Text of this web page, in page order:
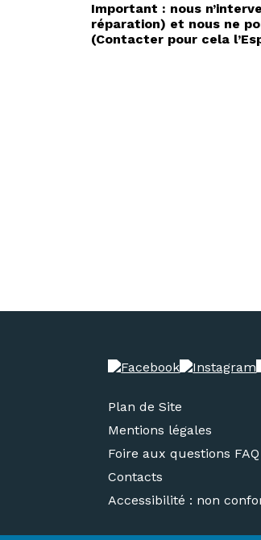
Important : nous
réparation) et nous ne
(Contacter pour cela
Plan de Site
Mentions légales
Foire aux questions FAQ
Contacts
Accessibilité : non